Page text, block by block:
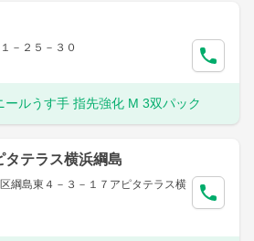
－２５－３０
ールうす手 指先強化 M 3双パック
タテラス横浜綱島
綱島東４－３－１７アピタテラス横